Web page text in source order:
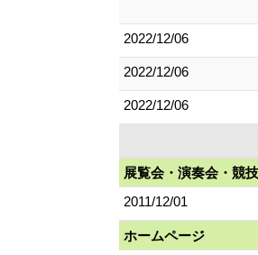
2022/12/06
2022/12/06
2022/12/06
展覧会・演奏会・競
2011/12/01
ホームページ